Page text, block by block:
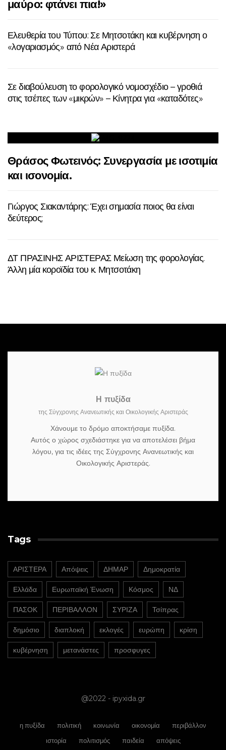
μαύρο: φτάνει πια!»
Ελευθερία του Τύπου: Σε Μητσοτάκη και κυβέρνηση ο
«λογαριασμός» από Νέα Αριστερά
Σε διαβούλευση το φορολογικό νομοσχέδιο – γροθιά
στις τσέπες των «μικρών» – Κίνητρα για «καταδότες»
Θράσος Φωτεινός: Συνεργασία με ισοτιμία
και ισονομία.
Γιώργος Σιακαντάρης: Έχει σημασία ποιος θα είναι
δεύτερος;
ΔΤ ΠΡΑΣΙΝΗΣ ΑΡΙΣΤΕΡΑΣ Μείωση της φορολογίας.
Άλλη μία κοροϊδία του κ. Μητσοτάκη
Η πυξίδα
της Σύγχρονης Ανανεωτικής και Οικολογικής Αριστεράς
Χάνουμε το δρόμο αποκτήσαμε πυξίδα.
Αυτός ο χώρος σχεδιάστηκε για να αποτελέσει βήμα
λόγου, για τις ιδέες της Σύγχρονης Ανανεωτικής και
Οικολογικής Αριστεράς.
Tags
ΑΡΙΣΤΕΡΑ Απόψεις ΔΗΜΑΡ Δημοκρατία
Ελλάδα Ευρωπαϊκή Ένωση Κόσμος ΝΔ
ΠΑΣΟΚ ΠΕΡΙΒΑΛΛΟΝ ΣΥΡΙΖΑ Τσίπρας
δημόσιο διαπλοκή εκλογές ευρώπη κρίση
κυβέρνηση μετανάστες προσφυγες
@2022 - ipyxida.gr
η πυξίδα πολιτική κοινωνία οικονομία
περιβάλλον
ιστορία
πολιτισμός παιδεία απόψεις